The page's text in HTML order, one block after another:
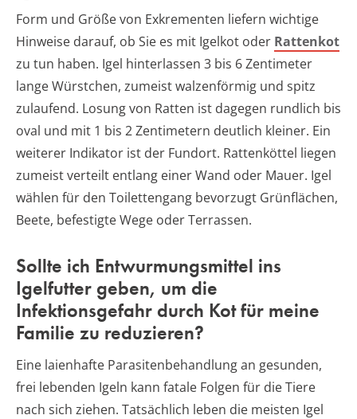
Form und Größe von Exkrementen liefern wichtige
Hinweise darauf, ob Sie es mit Igelkot oder Rattenkot
zu tun haben. Igel hinterlassen 3 bis 6 Zentimeter
lange Würstchen, zumeist walzenförmig und spitz
zulaufend. Losung von Ratten ist dagegen rundlich bis
oval und mit 1 bis 2 Zentimetern deutlich kleiner. Ein
weiterer Indikator ist der Fundort. Rattenköttel liegen
zumeist verteilt entlang einer Wand oder Mauer. Igel
wählen für den Toilettengang bevorzugt Grünflächen,
Beete, befestigte Wege oder Terrassen.
Sollte ich Entwurmungsmittel ins
Igelfutter geben, um die
Infektionsgefahr durch Kot für meine
Familie zu reduzieren?
Eine laienhafte Parasitenbehandlung an gesunden,
frei lebenden Igeln kann fatale Folgen für die Tiere
nach sich ziehen. Tatsächlich leben die meisten Igel